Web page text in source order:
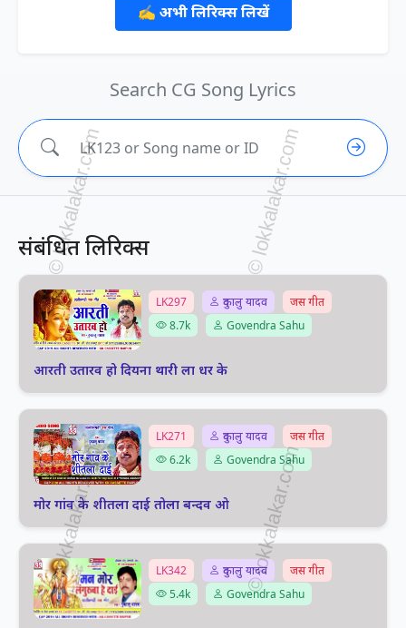
✍️ अभी लिरिक्स लिखें
Search CG Song Lyrics
संबंधित लिरिक्स
LK297 दुकालु यादव
जस गीत
8.7k
Govendra Sahu
आरती उतारव हो दियना थारी ला धर के
LK271 दुकालु यादव
जस गीत
6.2k
Govendra Sahu
मोर गांव के शीतला दाई तोला बन्दव ओ
LK342 दुकालु यादव
जस गीत
5.4k
Govendra Sahu